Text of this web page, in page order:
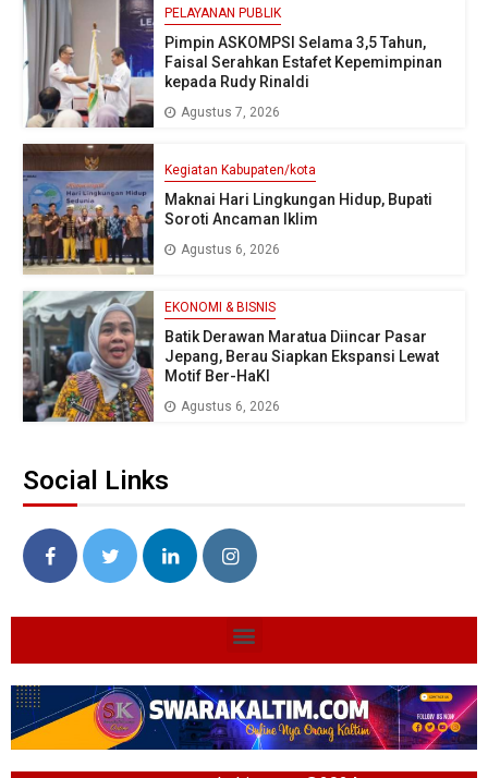
PELAYANAN PUBLIK
Pimpin ASKOMPSI Selama 3,5 Tahun,
Faisal Serahkan Estafet Kepemimpinan
kepada Rudy Rinaldi
Agustus 7, 2026
Kegiatan Kabupaten/kota
Maknai Hari Lingkungan Hidup, Bupati
Soroti Ancaman Iklim
Agustus 6, 2026
EKONOMI & BISNIS
Batik Derawan Maratua Diincar Pasar
Jepang, Berau Siapkan Ekspansi Lewat
Motif Ber-HaKI
Agustus 6, 2026
Social Links